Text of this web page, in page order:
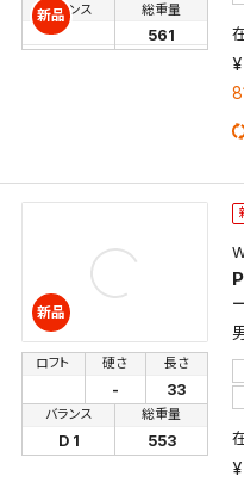
新品
バランス 総重量
561
新品
ロフト 硬さ
-
長さ
33
バランス
D 1
総重量
553
くことができます。
新着通知
新着通知を「する」にす
が入荷した際に、メー
「お知らせ」で通知しま
保存された検索条件は
条件を変更したい場
件一覧」から画面を
検索
検索条件を保存しまし
これまで保存した検索
索条件一覧」で確認でき